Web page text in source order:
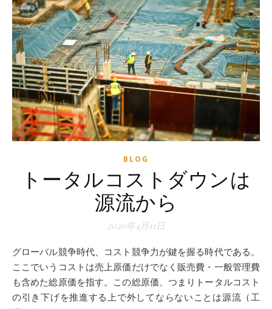
BLOG
トータルコストダウンは
源流から
2020年4月11日
グローバル競争時代、コスト競争力が鍵を握る時代である。
ここでいうコストは売上原価だけでなく販売費・一般管理費
も含めた総原価を指す。この総原価、つまりトータルコスト
の引き下げを推進する上で外してならないことは源流（工